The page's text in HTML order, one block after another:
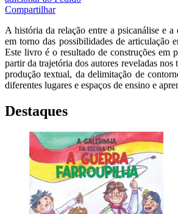
Compartilhar
A história da relação entre a psicanálise e a
em torno das possibilidades de articulação
Este livro é o resultado de construções em
partir da trajetória dos autores reveladas nos
produção textual, da delimitação de
diferentes lugares e espaços de ensino e
Destaques